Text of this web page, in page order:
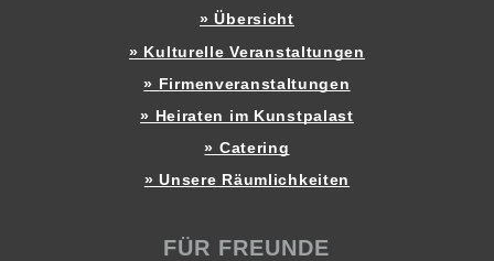
» Übersicht
» Kulturelle Veranstaltungen
» Firmenveranstaltungen
» Heiraten im Kunstpalast
» Catering
» Unsere Räumlichkeiten
FÜR FREUNDE